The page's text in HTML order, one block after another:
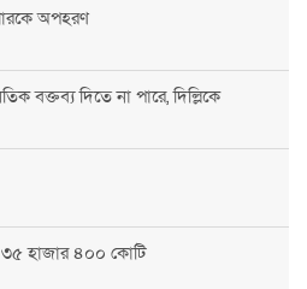
অপহরণ
বক্তব্য দিতে না পারে, দিল্লিকে
৩৫ হাজার ৪০০ কোটি